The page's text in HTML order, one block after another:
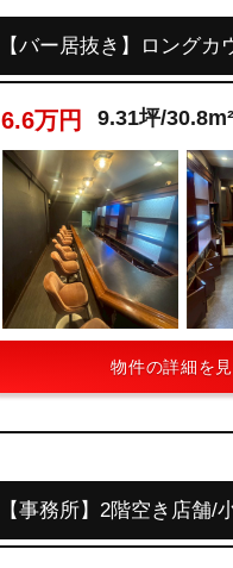
【バー居抜き】ロング
6.6万円 9.31坪/30.8m²
物件の詳細を
【事務所】2階空き店舗/